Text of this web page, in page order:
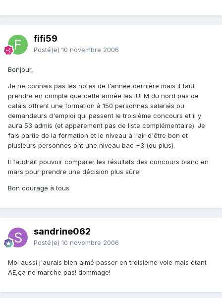
fifi59
Posté(e) 10 novembre 2006
Bonjour,
Je ne connais pas les notes de l'année dernière mais il faut
prendre en compte que cette année les IUFM du nord pas de
calais offrent une formation à 150 personnes salariés ou
demandeurs d'emploi qui passent le troisième concours et il y
aura 53 admis (et apparement pas de liste complémentaire). Je
fais partie de la formation et le niveau à l'air d'être bon et
plusieurs personnes ont une niveau bac +3 (ou plus).
Il faudrait pouvoir comparer les résultats des concours blanc en
mars pour prendre une décision plus sûre!
Bon courage à tous
sandrine062
Posté(e) 10 novembre 2006
Moi aussi j'aurais bien aimé passer en troisième voie mais étant
AE,ça ne marche pas! dommage!